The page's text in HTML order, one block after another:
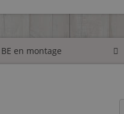
en montage